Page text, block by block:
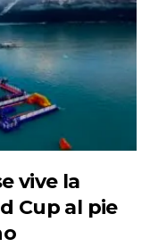
vive la
Cup al pie